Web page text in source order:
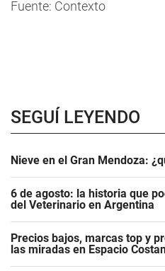
Fuente: Contexto
SEGUÍ LEYENDO
Nieve en el Gran Mendoza:
6 de agosto: la historia que
del Veterinario en Argentina
Precios bajos, marcas top y
las miradas en Espacio